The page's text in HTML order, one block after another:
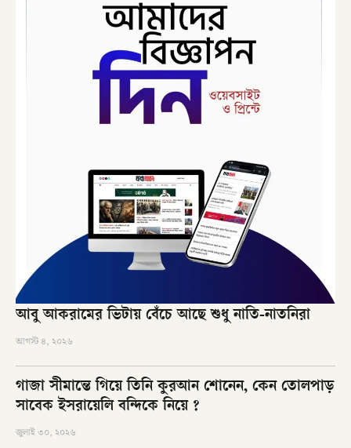
আবু আকরামের ভিটায় বেঁচে আছে শুধু নাতি-নাতনিরা
আগস্ট ৪, ২০২৬
গাজা সীমান্তে গিয়ে তিনি কুরআন শোনেন, কেন তোলপাড়
সাবেক ইসরায়েলি বন্দিকে নিয়ে ?
জুলাই ৩০, ২০২৬